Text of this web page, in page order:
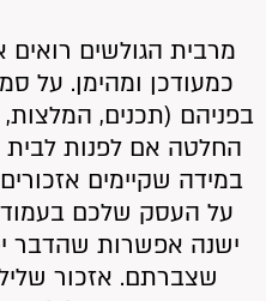
מרבית הגולשים
כמעודכן ומהימן. על
בפניהם (תכנים, המלצות,
החלטה אם לפנות
במידה שקיימים
על העסק שלכם
ישנה אפשרות שהדבר
שצברתם. אזכור